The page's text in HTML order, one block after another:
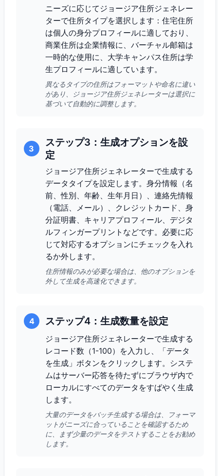
ニーズに応じてジョージア住所ジェネレー
ターで住所タイプを選択します：住宅住所
は個人の身分プロフィールに適しており、
商業住所は企業情報に、バーチャル邮箱は
一時的な使用に、大学キャンパス住所は学
生プロフィールに適しています。
異なるタイプの住所はフォーマットや命名に違い
があり、ジョージア住所ジェネレーターは選択に
基づいて自動的に調整します。
3
ステップ3：生成オプションを設
定
ジョージア住所ジェネレーターで生成する
データタイプを設定します。身分情報（名
前、性別、年齢、生年月日）、連絡先情報
（電話、メール）、クレジットカード、身
分証明書、キャリアプロフィール、デジタ
ルフィンガープリントなどです。必要に応
じて対応するオプションにチェックを入れ
るか外します。
住所情報のみが必要な場合は、他のオプションを
外して生成を高速化できます。
4 ステップ4：生成数量を設定
ジョージア住所ジェネレーターで生成する
レコード数（1-100）を入力し、「データ
を生成」ボタンをクリックします。システ
ムはサーバー応答を待たずにブラウザ内で
ローカルにすべてのデータをすばやく生成
します。
大量のデータをバッチ生成する場合は、フォーマ
ットがニーズに合っていることを確認するため
に、まず少量のデータをテストすることをお勧め
します。